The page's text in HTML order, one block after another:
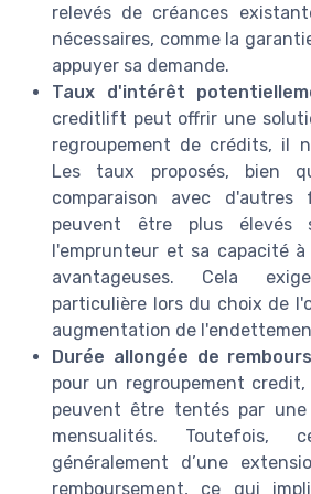
relevés de créances
nécessaires, comme la
appuyer sa demande.
Taux d'intérêt
creditlift peut offrir une
regroupement de crédits, il
Les taux proposés, bien
comparaison avec d'autres
peuvent être plus élevés
l'emprunteur et sa capacité
avantageuses. Cela
particulière lors du choix de
augmentation de
Durée allongée de
pour un regroupement
peuvent être tentés par
mensualités. Toutefois,
généralement d’une
remboursement, ce qui